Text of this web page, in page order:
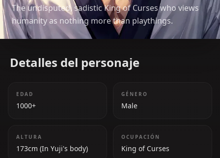
The undisputed, sadistic King of Curses who views
humanity as nothing more than playthings.
Detalles del personaje
EDAD
1000+
GÉNERO
Male
ALTURA
173cm (In Yuji's body)
OCUPACIÓN
King of Curses